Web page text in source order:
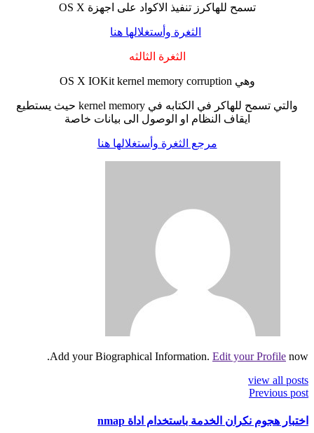
تسمح للهاكرز تنفيذ الاكواد على اجهزة OS X
الثغرة وأستغلالها هنا
الثغرة الثالثه
وهي OS X IOKit kernel memory corruption
والتي تسمح للهاكر في الكتابه في kernel memory حيث يستطيع
ايقاف النظام او الوصول الى بيانات خاصة
مرجع الثغرة وأستغلالها هنا
Add your Biographical Information. Edit your Profile now.
view all posts
Previous post
اختبار هجوم نكران الخدمة باستخدام اداة nmap